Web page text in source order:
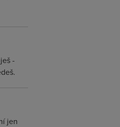
-
jen